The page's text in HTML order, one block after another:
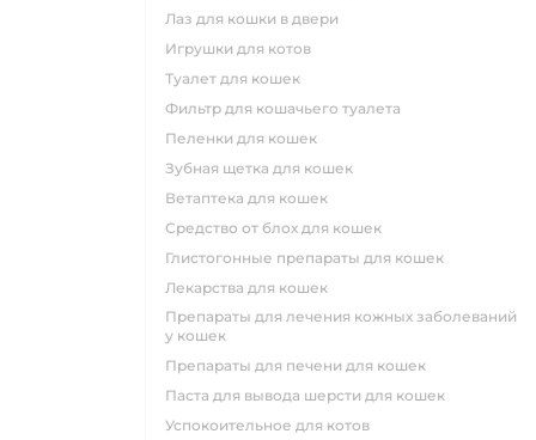
лаз для кошки в двери
игрушки для котов
туалет для кошек
фильтр для кошачьего туалета
пеленки для кошек
зубная щетка для кошек
ветаптека для кошек
средство от блох для кошек
глистогонные препараты для кошек
лекарства для кошек
препараты для лечения кожных заболеваний
у кошек
препараты для печени для кошек
паста для вывода шерсти для кошек
успокоительное для котов